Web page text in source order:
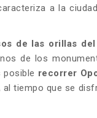
a la
de las orillas
de los
posible recorrer
al tiempo que se